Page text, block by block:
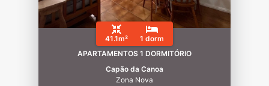
41.1m²
1 dorm
APARTAMENTOS 1 DORMITÓRIO
Capão da Canoa
Zona Nova